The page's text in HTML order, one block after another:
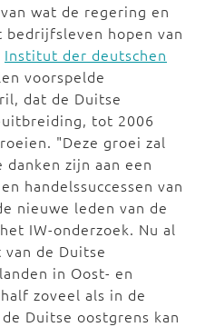
wat de regering en
hopen van
Institut der deutschen
voorspelde
dat de Duitse
uitbreiding, tot 2006
"Deze groei zal
zijn aan een
handelssuccessen van
nieuwe leden van de
IW-onderzoek. Nu al
de Duitse
in Oost- en
zoveel als in de
Duitse oostgrens kan